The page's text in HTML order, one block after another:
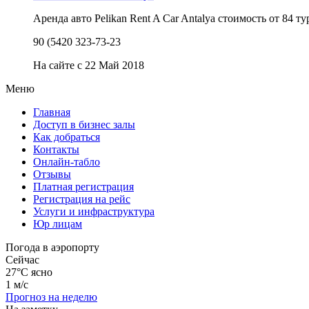
Аренда авто Pelikan Rent A Car Antalya стоимость от 84
90 (5420 323-73-23
На сайте с 22 Май 2018
Меню
Главная
Доступ в бизнес залы
Как добраться
Контакты
Онлайн-табло
Отзывы
Платная регистрация
Регистрация на рейс
Услуги и инфраструктура
Юр лицам
Погода в аэропорту
Сейчас
27°C ясно
1 м/с
Прогноз на неделю